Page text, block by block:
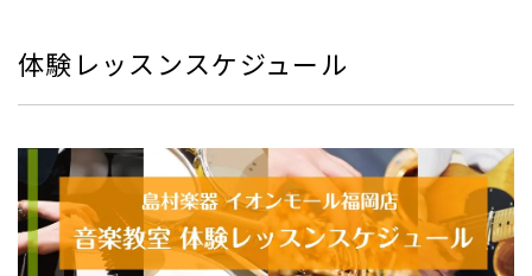
体験レッスンスケジュール